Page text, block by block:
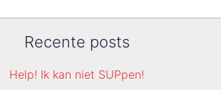
Recente posts
Help! Ik kan niet SUPpen!